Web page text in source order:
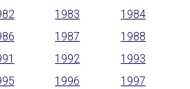
1983
1984
1987
1988
1992
1993
1996
1997